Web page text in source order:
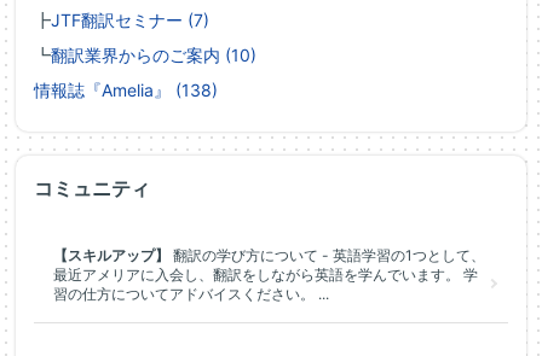
┣JTF翻訳セミナー (7)
┗翻訳業界からのご案内 (10)
情報誌『Amelia』 (138)
コミュニティ
【スキルアップ】
翻訳の学び方について - 英語学習の1つとして、
最近アメリアに入会し、翻訳をしながら英語を学んでいます。 学
習の仕方についてアドバイスください。 ...